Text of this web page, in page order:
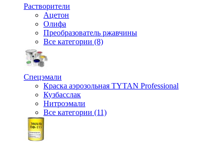
Растворители
Ацетон
Олифа
Преобразователь ржавчины
Все категории (8)
Спецэмали
Краска аэрозольная TYTAN Professional
Кузбасслак
Нитроэмали
Все категории (11)